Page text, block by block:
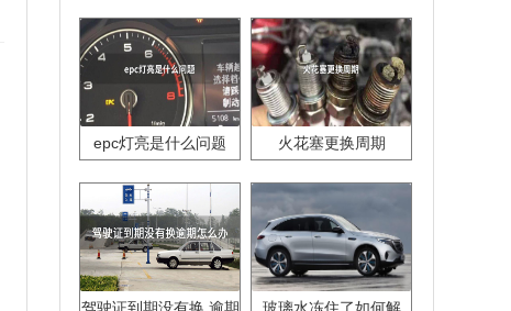
epc灯亮是什么问题 火花塞更换周期